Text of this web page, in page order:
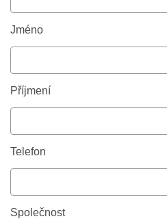
Jméno
Příjmení
Telefon
Společnost